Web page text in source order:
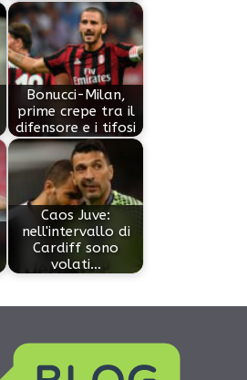
Bonucci-Milan,
prime crepe tra il
difensore e i tifosi
Caos Juve:
nell'intervallo di
Cardiff sono
volati…